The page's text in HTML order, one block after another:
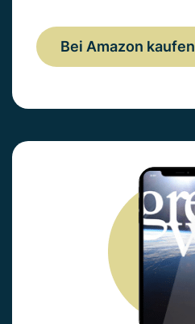
Bei Amazon kaufen